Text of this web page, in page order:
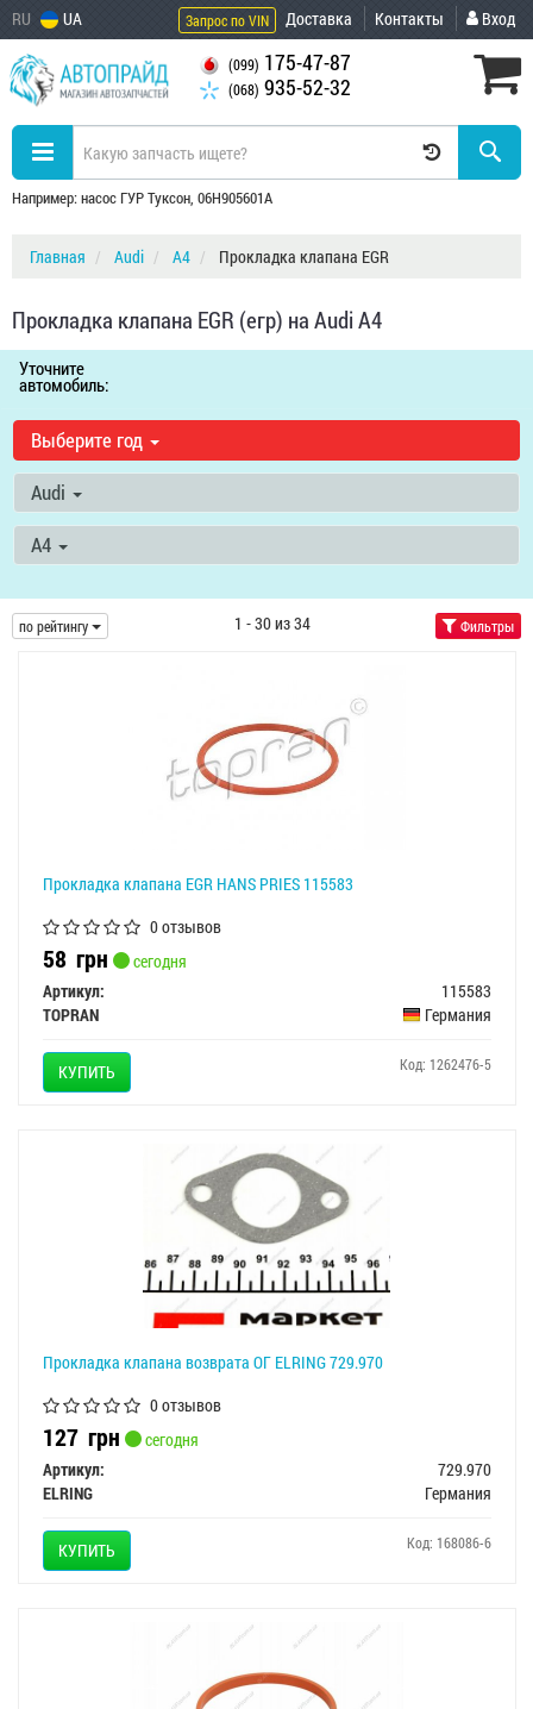
RU UA Запрос по VIN Доставка Контакты Вход
(099) 175-47-87
(068) 935-52-32
Например: насос ГУР Туксон, 06H905601A
Главная Audi A4 Прокладка клапана EGR
Прокладка клапана EGR (егр) на Audi A4
Уточните
автомобиль:
Выберите год
Audi
A4
по рейтингу 1 - 30 из 34 Фильтры
Прокладка клапана EGR HANS PRIES 115583
0 отзывов
58 грн
сегодня
Артикул:
115583
TOPRAN
Германия
КУПИТЬ Код: 1262476-5
Прокладка клапана возврата ОГ ELRING 729.970
0 отзывов
127 грн
сегодня
Артикул:
729.970
ELRING
Германия
КУПИТЬ Код: 168086-6